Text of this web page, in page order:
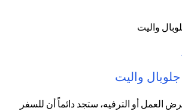
واليت
العمل أو الترفيه، ستجد دائماً أن للسفر